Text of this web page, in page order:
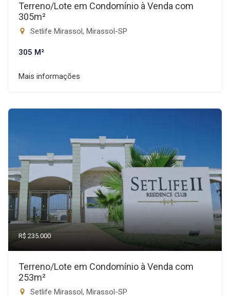
Terreno/Lote em Condomínio à Venda com
305m²
Setlife Mirassol, Mirassol-SP
305 M²
Mais informações
R$ 235.000
Terreno/Lote em Condomínio à Venda com
253m²
Setlife Mirassol, Mirassol-SP